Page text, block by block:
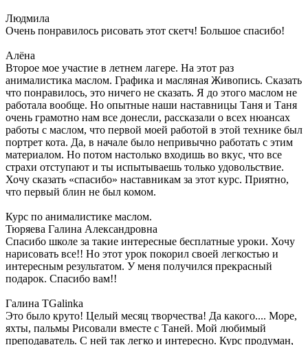
Людмила
Очень понравилось рисовать этот скетч! Большое спасибо!
Алёна
Второе мое участие в летнем лагере. На этот раз
анималистика маслом. Графика и масляная Живопись. Сказать
что понравилось, это ничего не сказать. Я до этого маслом не
работала вообще. Но опытные наши наставницы Таня и Таня
очень грамотно нам все донесли, рассказали о всех нюансах
работы с маслом, что первой моей работой в этой технике был
портрет кота. Да, в начале было непривычно работать с этим
материалом. Но потом настолько входишь во вкус, что все
страхи отступают и ты испытываешь только удовольствие.
Хочу сказать «спасибо» наставникам за этот курс. Приятно,
что первый блин не был комом.
Курс по анималистике маслом.
Тюряева Галина Александровна
Спасибо школе за такие интересные бесплатные уроки. Хочу
нарисовать все!! Но этот урок покорил своей легкостью и
интересным результатом. У меня получился прекрасный
подарок. Спасибо вам!!
Галина TGalinka
Это было круто! Целый месяц творчества! Да какого.... Море,
яхты, пальмы Рисовали вместе с Таней. Мой любимый
преподаватель. С ней так легко и интересно. Курс продуман,